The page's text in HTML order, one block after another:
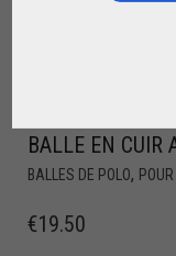
BALLE EN CUIR
BALLES DE POLO,
€19.50